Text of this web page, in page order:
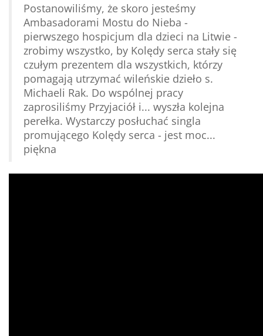
Postanowiliśmy, że skoro jesteśmy
Ambasadorami Mostu do Nieba -
pierwszego hospicjum dla dzieci na Litwie -
zrobimy wszystko, by Kolędy serca stały się
czułym prezentem dla wszystkich, którzy
pomagają utrzymać wileńskie dzieło s.
Michaeli Rak. Do wspólnej pracy
zaprosiliśmy Przyjaciół i... wyszła kolejna
perełka. Wystarczy posłuchać singla
promującego Kolędy serca - jest moc...
piękna